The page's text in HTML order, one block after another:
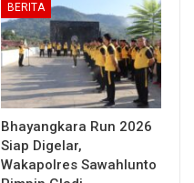
BERITA
Bhayangkara Run 2026
Siap Digelar,
Wakapolres Sawahlunto